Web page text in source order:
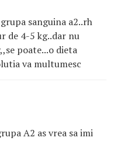
sanguina a2..rh
de 4-5 kg..dar nu
poate...o dieta
va multumesc
A2 as vrea sa imi